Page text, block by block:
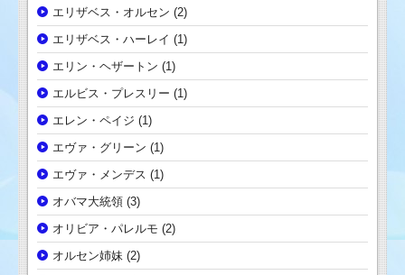
エリザベス・オルセン (2)
エリザベス・ハーレイ (1)
エリン・ヘザートン (1)
エルビス・プレスリー (1)
エレン・ペイジ (1)
エヴァ・グリーン (1)
エヴァ・メンデス (1)
オバマ大統領 (3)
オリビア・パレルモ (2)
オルセン姉妹 (2)